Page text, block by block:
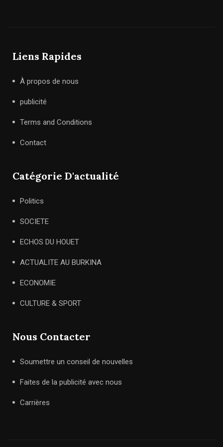
Liens Rapides
À propos de nous
publicité
Terms and Conditions
Contact
Catégorie D'actualité
Politics
SOCIETE
ECHOS DU HOUET
ACTUALITE AU BURKINA
ECONOMIE
CULTURE & SPORT
Nous Contacter
Soumettre un conseil de nouvelles
Faites de la publicité avec nous
Carrières